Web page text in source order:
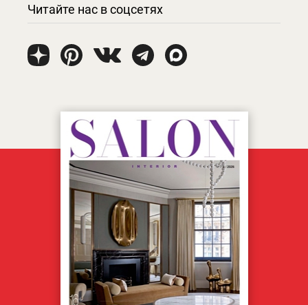
Читайте нас в соцсетях